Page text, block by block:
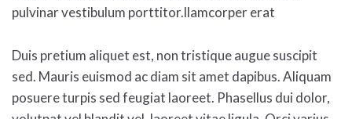
pulvinar vestibulum porttitor.llamcorper erat
Duis pretium aliquet est, non tristique augue suscipit
sed. Mauris euismod ac diam sit amet dapibus. Aliquam
posuere turpis sed feugiat laoreet. Phasellus dui dolor,